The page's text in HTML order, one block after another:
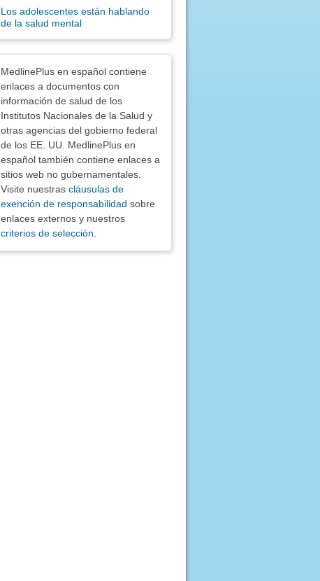
Los adolescentes están hablando
de la salud mental
MedlinePlus en español contiene
enlaces a documentos con
información de salud de los
Institutos Nacionales de la Salud y
otras agencias del gobierno federal
de los EE. UU. MedlinePlus en
español también contiene enlaces a
sitios web no gubernamentales.
Visite nuestras cláusulas de
exención de responsabilidad sobre
enlaces externos y nuestros
criterios de selección